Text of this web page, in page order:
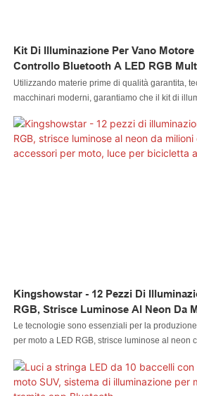
Kit Di Illuminazione Per Vano
Controllo Bluetooth A LED RGB
Utilizzando materie prime di qualità garantita,
macchinari moderni, garantiamo che il kit di
realizzato alla perfezione. Ha molte fantastiche
per automobile a LED, la luce per roccia a
luce per ruota a LED, il faro a LED, la luce per
Kingshowstar - 12 Pezzi Di
RGB, Strisce Luminose Al Neon Da
Luci Per Accessori Per Moto, Luce
Per Moto
Le tecnologie sono essenziali per la
per moto a LED RGB, strisce luminose al neon
generazioni, il prodotto più recente ha
sistemi di illuminazione per auto e in altri campi.